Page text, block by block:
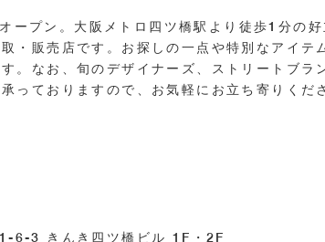
プン。大阪メトロ四ツ橋駅より徒歩1分の好
・販売店です。お探しの一点や特別なアイテ
。なお、旬のデザイナーズ、ストリートブラ
っておりますので、お気軽にお立ち寄りくだ
6-3 きんき四ツ橋ビル 1F・2F